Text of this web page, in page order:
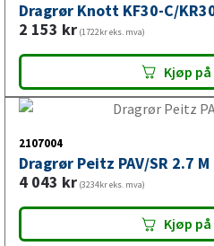
Dragrør Knott KF30-C/
2 153 kr (1722kr eks. mva)
Kjøp
2107004
Dragrør Peitz PAV/SR 2.7
4 043 kr (3234kr eks. mva)
Kjøp